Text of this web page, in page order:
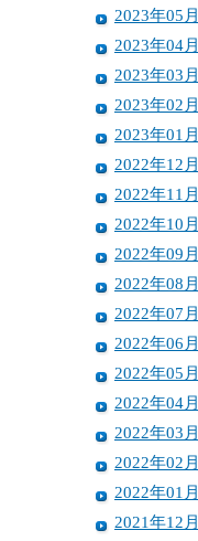
2023年05月
2023年04月
2023年03月
2023年02月
2023年01月
2022年12月
2022年11月
2022年10月
2022年09月
2022年08月
2022年07月
2022年06月
2022年05月
2022年04月
2022年03月
2022年02月
2022年01月
2021年12月